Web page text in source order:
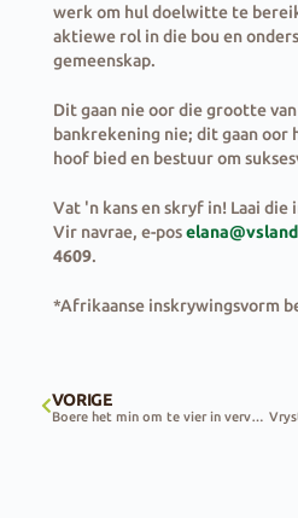
werk om hul doelwitte te
aktiewe rol in die bou en
gemeenskap.
Dit gaan nie oor die grootte
bankrekening nie; dit gaan oor
hoof bied en bestuur om
Vat 'n kans en skryf in! Laai die
Vir navrae, e-pos
4609.
*Afrikaanse inskrywingsvorm
VORIGE
Boere het min om te vier in vervoermaand